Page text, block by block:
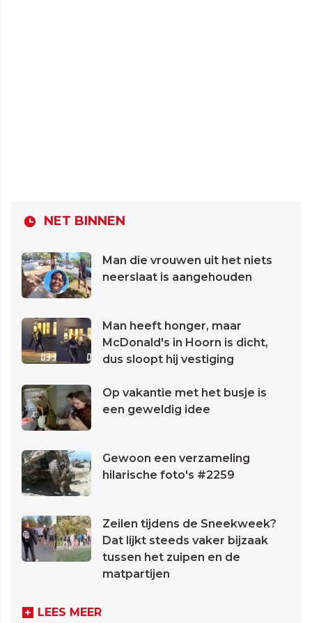
NET BINNEN
Man die vrouwen uit het niets
neerslaat is aangehouden
Man heeft honger, maar
McDonald's in Hoorn is dicht,
dus sloopt hij vestiging
Op vakantie met het busje is
een geweldig idee
Gewoon een verzameling
hilarische foto's #2259
Zeilen tijdens de Sneekweek?
Dat lijkt steeds vaker bijzaak
tussen het zuipen en de
matpartijen
LEES MEER